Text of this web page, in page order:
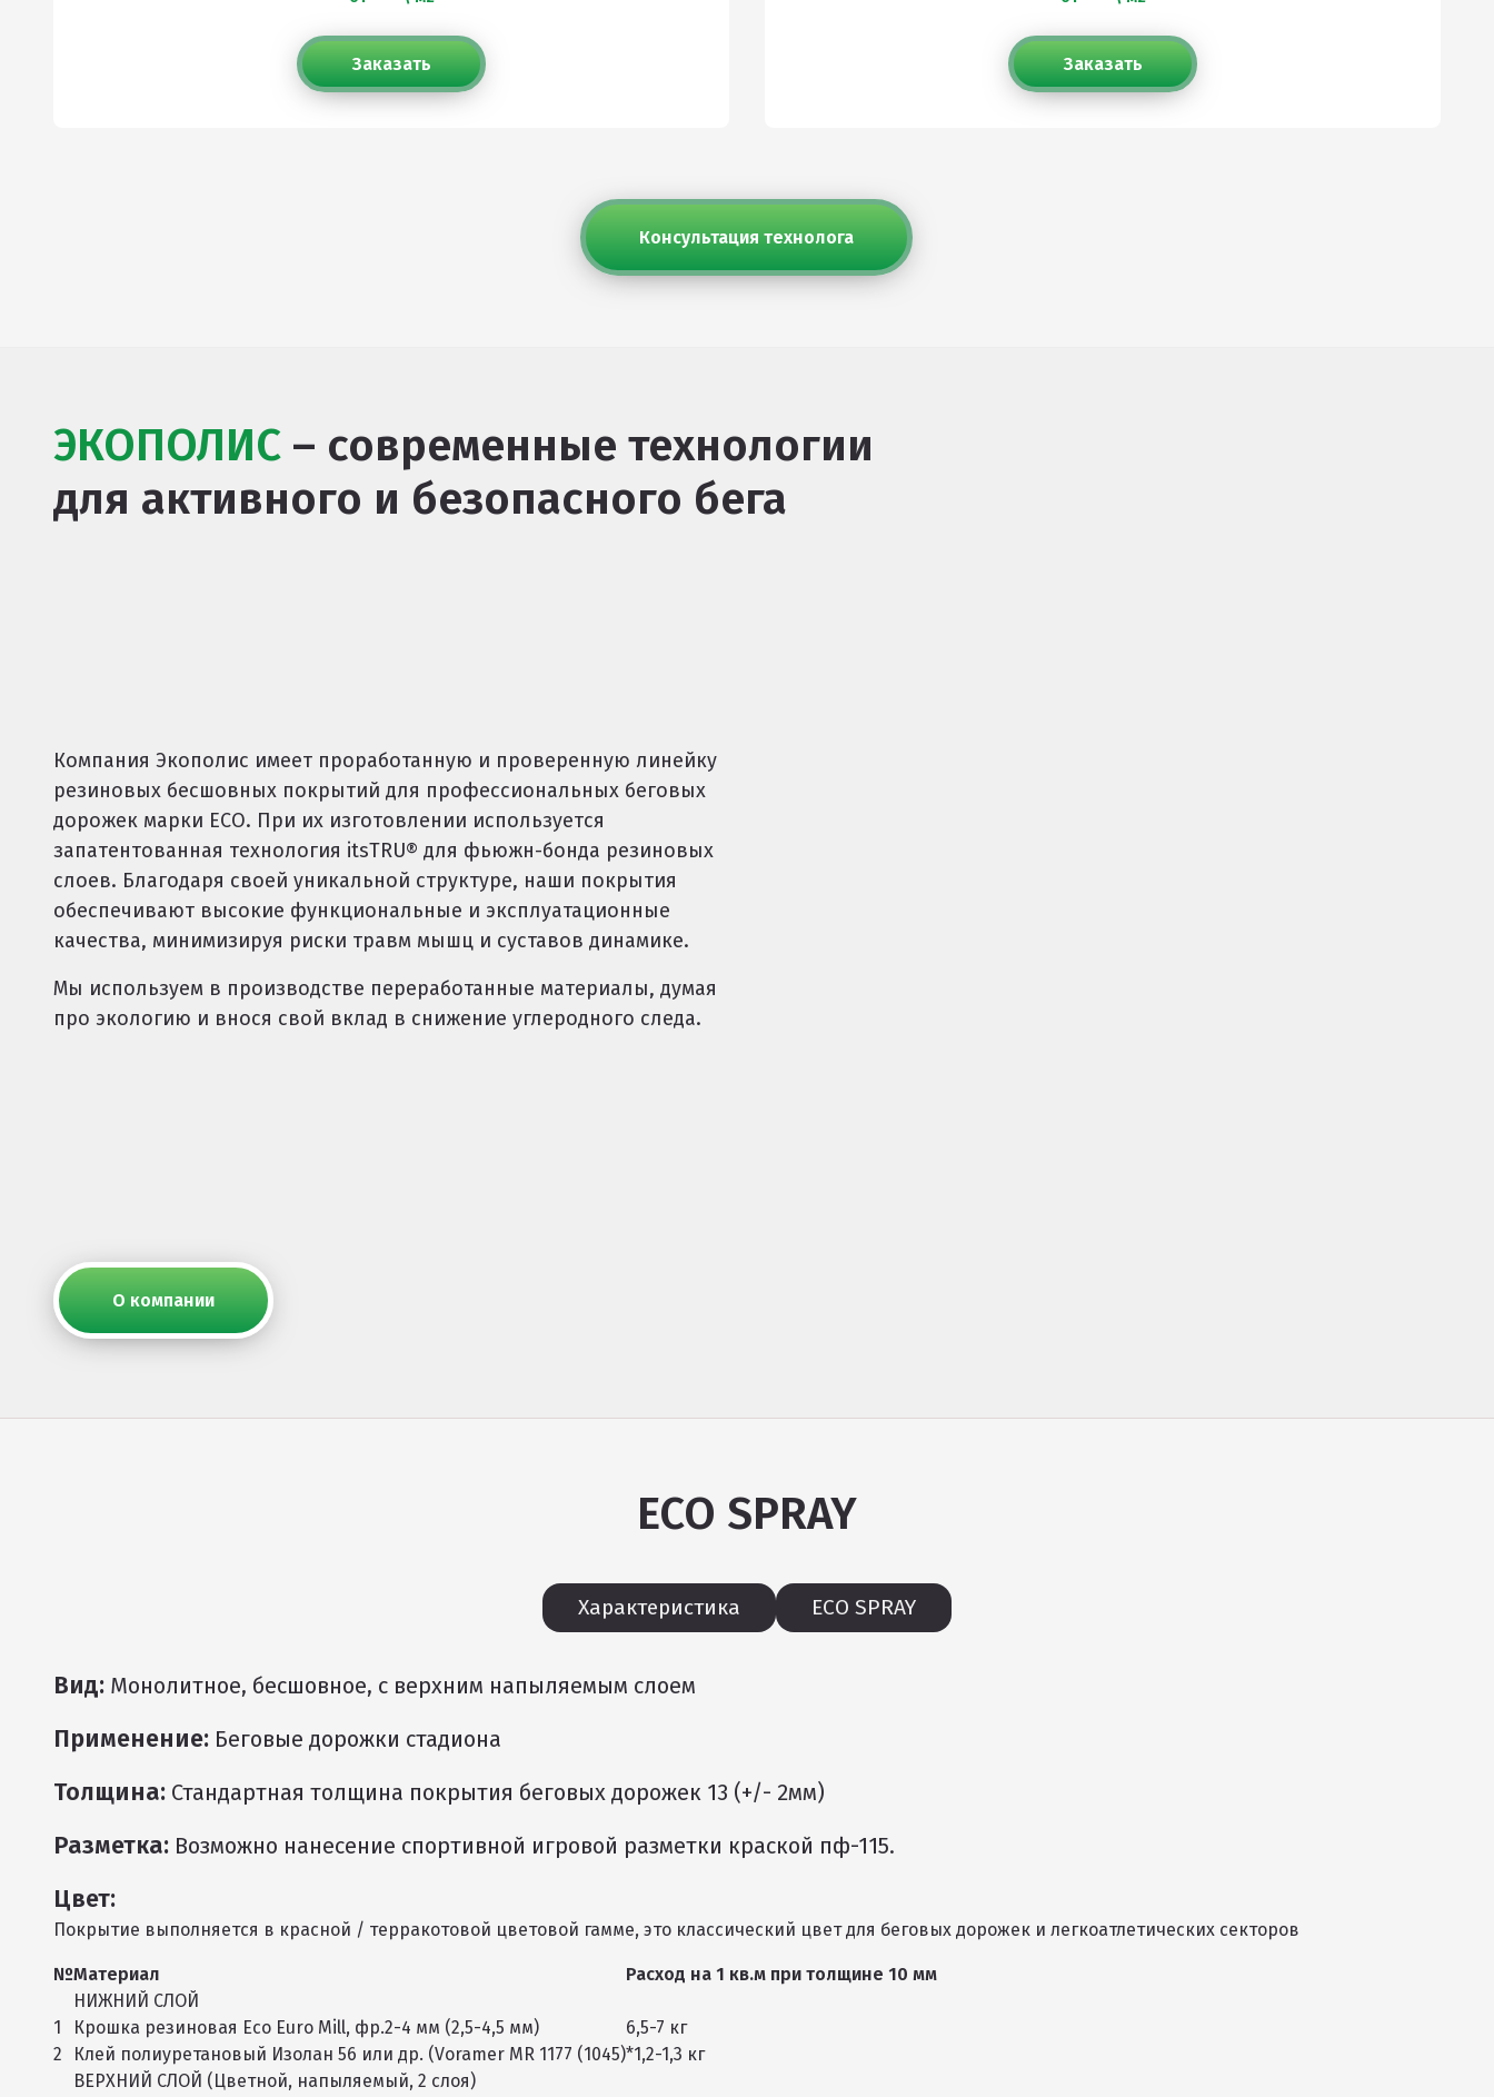
Заказать Заказать
Консультация технолога
ЭКОПОЛИС – современные технологии
для активного и безопасного бега
Компания Экополис имеет проработанную и проверенную линейку
резиновых бесшовных покрытий для профессиональных беговых
дорожек марки ECO. При их изготовлении используется
запатентованная технология itsTRU® для фьюжн-бонда резиновых
слоев. Благодаря своей уникальной структуре, наши покрытия
обеспечивают высокие функциональные и эксплуатационные
качества, минимизируя риски травм мышц и суставов динамике.
Мы используем в производстве переработанные материалы, думая
про экологию и внося свой вклад в снижение углеродного следа.
О компании
ECO SPRAY
Характеристика ECO SPRAY
Вид: Монолитное, бесшовное, с верхним напыляемым слоем
Применение: Беговые дорожки стадиона
Толщина: Стандартная толщина покрытия беговых дорожек 13 (+/- 2мм)
Разметка: Возможно нанесение спортивной игровой разметки краской пф-115.
Цвет:
Покрытие выполняется в красной / терракотовой цветовой гамме, это классический цвет для беговых дорожек и легкоатлетических секторов
№Материал
Расход на 1 кв.м при толщине 10 мм
НИЖНИЙ СЛОЙ
1
Крошка резиновая Eco Euro Mill, фр.2-4 мм (2,5-4,5 мм)
6,5-7 кг
2
Клей полиуретановый Изолан 56 или др. (Voramer MR 1177 (1045)*1,2-1,3 кг
ВЕРХНИЙ СЛОЙ (Цветной, напыляемый, 2 слоя)